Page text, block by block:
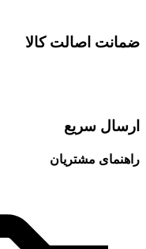
ضمانت اصالت کالا
ارسال سریع
راهنمای مشتریان